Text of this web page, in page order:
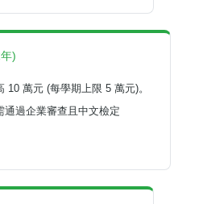
)
10 萬元 (每學期上限 5 萬元)。
通過企業審查且中文檢定